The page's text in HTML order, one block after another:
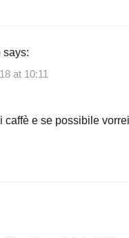
says:
at 10:11
caffè e se possibile